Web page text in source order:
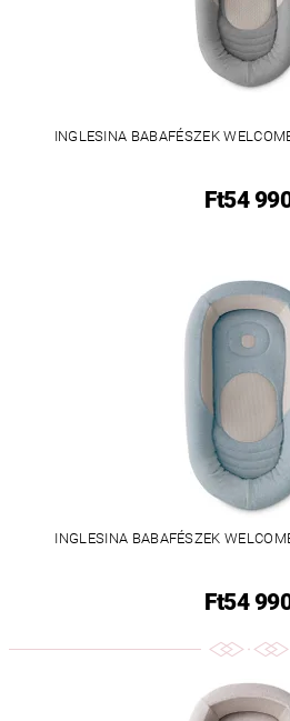
INGLESINA BABAFÉSZEK
Ft54
INGLESINA BABAFÉSZEK
Ft54